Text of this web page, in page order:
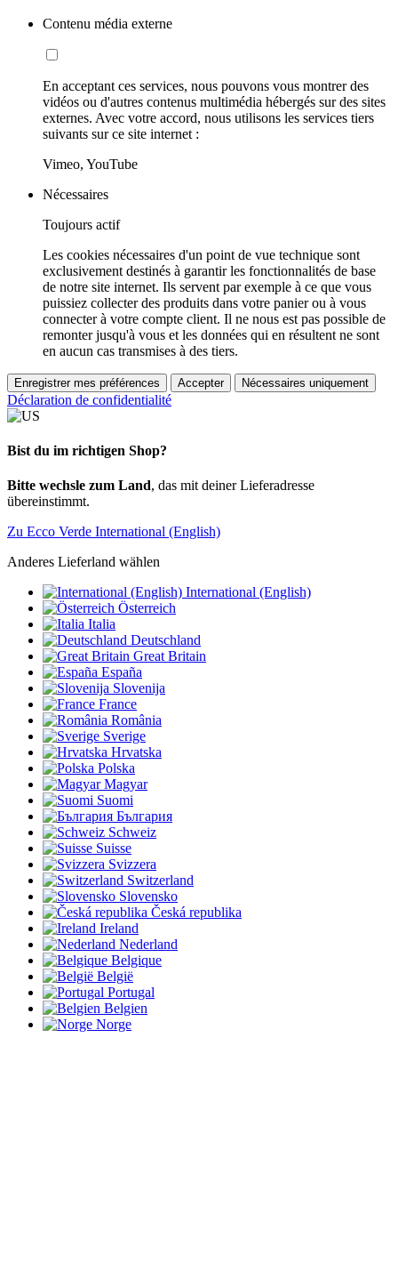
Contenu média externe
En acceptant ces services, nous pouvons vous montrer des
vidéos ou d'autres contenus multimédia hébergés sur des sites
externes. Avec votre accord, nous utilisons les services tiers
suivants sur ce site internet :
Vimeo, YouTube
Nécessaires
Toujours actif
Les cookies nécessaires d'un point de vue technique sont
exclusivement destinés à garantir les fonctionnalités de base
de notre site internet. Ils servent par exemple à ce que vous
puissiez collecter des produits dans votre panier ou à vous
connecter à votre compte client. Il ne nous est pas possible de
remonter jusqu'à vous et les données qui en résultent ne sont
en aucun cas transmises à des tiers.
Enregistrer mes préférences Accepter Nécessaires uniquement
Déclaration de confidentialité
Bist du im richtigen Shop?
Bitte wechsle zum Land, das mit deiner Lieferadresse
übereinstimmt.
Zu Ecco Verde International (English)
Anderes Lieferland wählen
International (English)
Österreich
Italia
Deutschland
Great Britain
España
Slovenija
France
România
Sverige
Hrvatska
Polska
Magyar
Suomi
България
Schweiz
Suisse
Svizzera
Switzerland
Slovensko
Česká republika
Ireland
Nederland
Belgique
België
Portugal
Belgien
Norge